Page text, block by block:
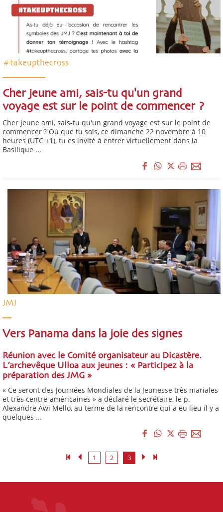
#takeupthecross
Cher jeune ami, sais-tu qu'un grand
voyage est sur le point de commencer ?
Cher jeune ami, sais-tu qu'un grand voyage est sur le point de
commencer ? Où que tu sois, ce dimanche 22 novembre à 10
heures (UTC +1), tu es invité à entrer virtuellement dans la
Basilique ...
JMJ
Vers Panama dans la joie des signes
Réunion avec le Comité organisateur au Dicastère.
L’archevêque Ulloa aux jeunes : « Participez à la
préparation des JMG »
« Ce seront des Journées Mondiales de la Jeunesse très mariales
et très centre-américaines » a déclaré le secrétaire, le p.
Alexandre Awi Mello, au terme de la rencontre qui a eu lieu il y a
quelques ...
1 2 3